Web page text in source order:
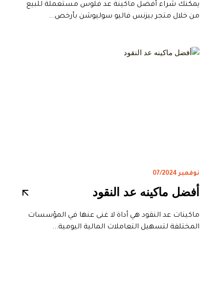
يمكنك شراء أفضل ماكينة عد فلوس مستعملة للبيع
من خلال متجر بيزنس فاليو سوليوشن بأرخص...
نوفمبر 07/2024
أفضل ماكينه عد النقود
ماكينات عد النقود هي أداة لا غنى عنها في المؤسسات
المختلفة لتسهيل التعاملات المالية اليومية...